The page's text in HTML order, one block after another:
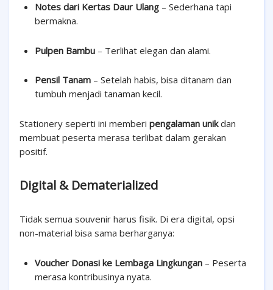
Notes dari Kertas Daur Ulang – Sederhana tapi
bermakna.
Pulpen Bambu – Terlihat elegan dan alami.
Pensil Tanam – Setelah habis, bisa ditanam dan
tumbuh menjadi tanaman kecil.
Stationery seperti ini memberi pengalaman unikdan
membuat peserta merasa terlibat dalam gerakan
positif.
Digital & Dematerialized
Tidak semua souvenir harus fisik. Di era digital, opsi
non-material bisa sama berharganya:
Voucher Donasi ke Lembaga Lingkungan – Peserta
merasa kontribusinya nyata.